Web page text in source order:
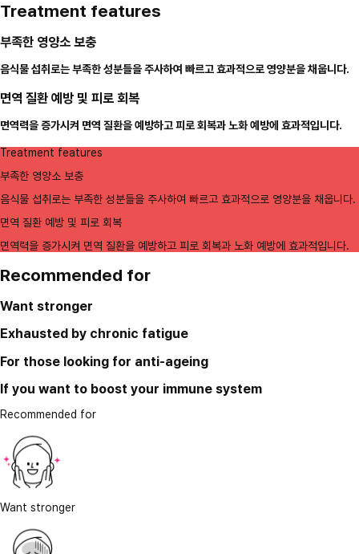
Treatment features
부족한 영양소 보충
음식물 섭취로는 부족한 성분들을 주사하여 빠르고 효과적으로 영양분을 채웁니다.
면역 질환 예방 및 피로 회복
면역력을 증가시켜 면역 질환을 예방하고 피로 회복과 노화 예방에 효과적입니다.
Treatment features
부족한 영양소 보충
음식물 섭취로는 부족한 성분들을 주사하여 빠르고 효과적으로 영양분을 채웁니다.
면역 질환 예방 및 피로 회복
면역력을 증가시켜 면역 질환을 예방하고 피로 회복과 노화 예방에 효과적입니다.
Recommended for
Want stronger
Exhausted by chronic fatigue
For those looking for anti-ageing
If you want to boost your immune system
Recommended for
Want stronger